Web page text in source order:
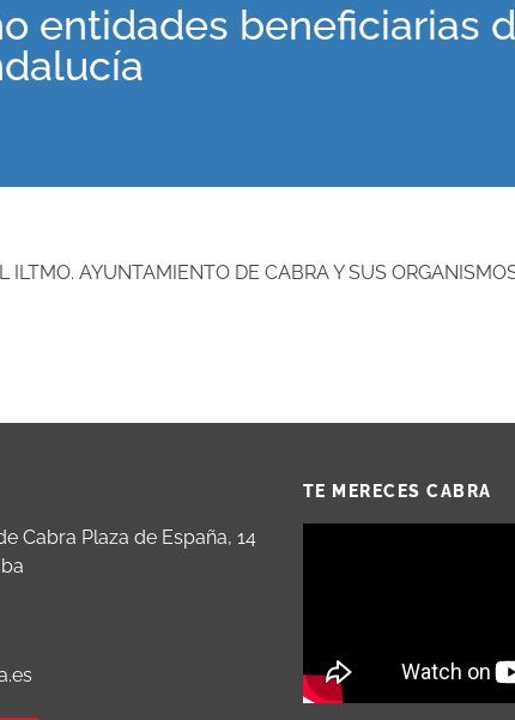
entidades beneficiarias
AYUNTAMIENTO DE CABRA Y SUS
Cabra Plaza de España, 14
TE MERECES CABRA